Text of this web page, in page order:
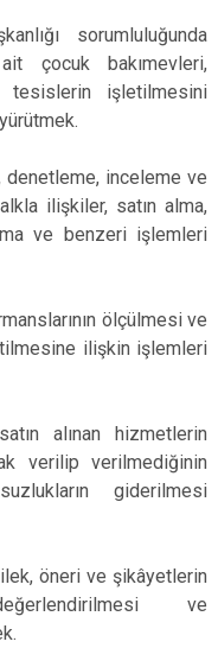
sorumluluğunda
çocuk bakımevleri,
işletilmesini
inceleme ve
ilişkiler, satın alma,
ve benzeri işlemleri
ölçülmesi ve
ilişkin işlemleri
alınan hizmetlerin
verilip verilmediğinin
giderilmesi
öneri ve şikâyetlerin
ve